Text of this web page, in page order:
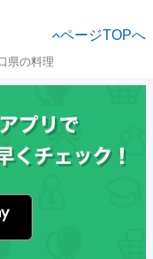
ページTOPへ
県の料理